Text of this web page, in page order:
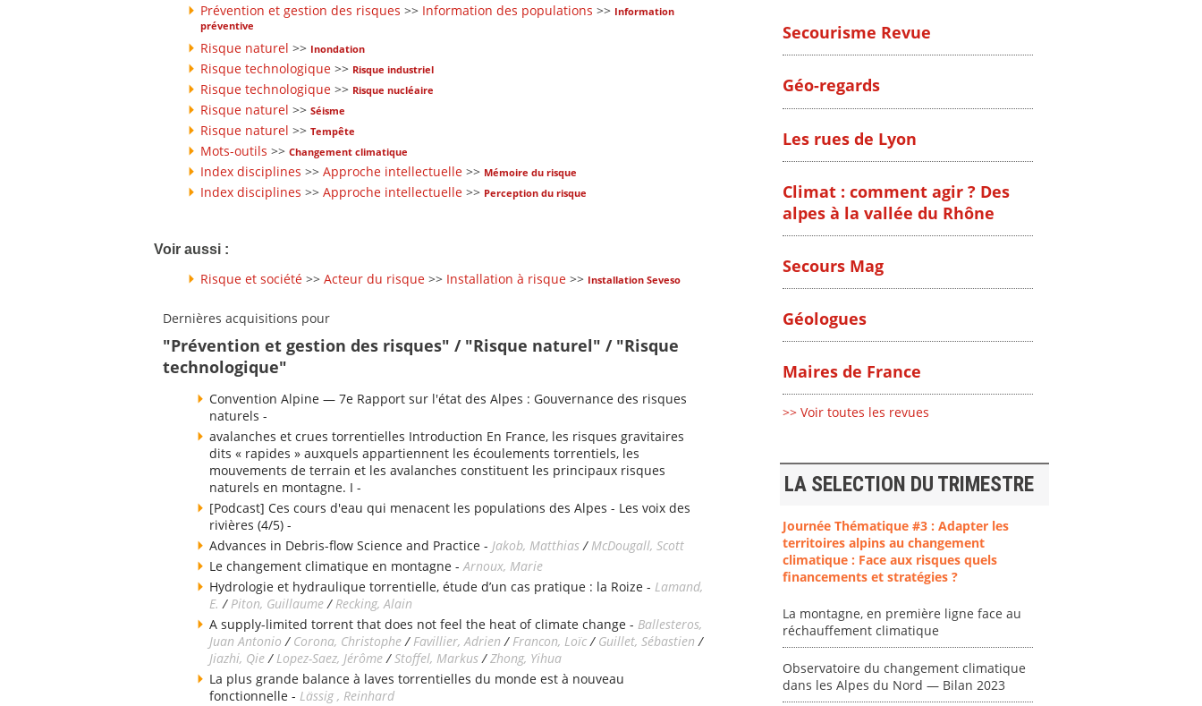
Prévention et gestion des risques >> Information des populations >> Information
préventive
Risque naturel >> Inondation
Risque technologique >> Risque industriel
Risque technologique >> Risque nucléaire
Risque naturel >> Séisme
Risque naturel >> Tempête
Mots-outils >> Changement climatique
Index disciplines >> Approche intellectuelle >> Mémoire du risque
Index disciplines >> Approche intellectuelle >> Perception du risque
Voir aussi :
Risque et société >> Acteur du risque >> Installation à risque >> Installation Seveso
Dernières acquisitions pour
"Prévention et gestion des risques" / "Risque naturel" / "Risque
technologique"
Convention Alpine — 7e Rapport sur l'état des Alpes : Gouvernance des risques
naturels -
avalanches et crues torrentielles Introduction En France, les risques gravitaires
dits « rapides » auxquels appartiennent les écoulements torrentiels, les
mouvements de terrain et les avalanches constituent les principaux risques
naturels en montagne. I -
[Podcast] Ces cours d'eau qui menacent les populations des Alpes - Les voix des
rivières (4/5) -
Advances in Debris-flow Science and Practice - Jakob, Matthias / McDougall, Scott
Le changement climatique en montagne - Arnoux, Marie
Hydrologie et hydraulique torrentielle, étude d’un cas pratique : la Roize - Lamand,
E. / Piton, Guillaume / Recking, Alain
A supply-limited torrent that does not feel the heat of climate change - Ballesteros,
Juan Antonio / Corona, Christophe / Favillier, Adrien / Francon, Loïc / Guillet, Sébastien /
Jiazhi, Qie / Lopez-Saez, Jérôme /Stoffel, Markus /Zhong, Yihua
La plus grande balance à laves torrentielles du monde est à nouveau
fonctionnelle - Lässig , Reinhard
Secourisme Revue
Géo-regards
Les rues de Lyon
Climat : comment agir ? Des
alpes à la vallée du Rhône
Secours Mag
Géologues
Maires de France
>> Voir toutes les revues
LA SELECTION DU TRIMESTRE
Journée Thématique #3 : Adapter les
territoires alpins au changement
climatique : Face aux risques quels
financements et stratégies ?
La montagne, en première ligne face au
réchauffement climatique
Observatoire du changement climatique
dans les Alpes du Nord — Bilan 2023